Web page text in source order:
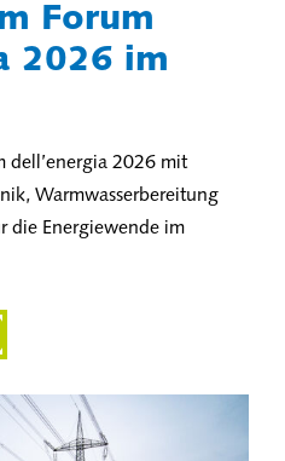
Forum
2026 im
dell’energia 2026 mit
Warmwasserbereitung
die Energiewende im